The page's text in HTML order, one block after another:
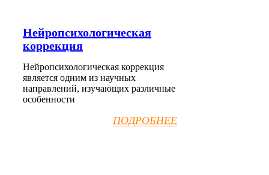
Нейропсихологическая
коррекция
Нейропсихологическая коррекция
является одним из научных
направлений, изучающих различные
особенности
ПОДРОБНЕЕ